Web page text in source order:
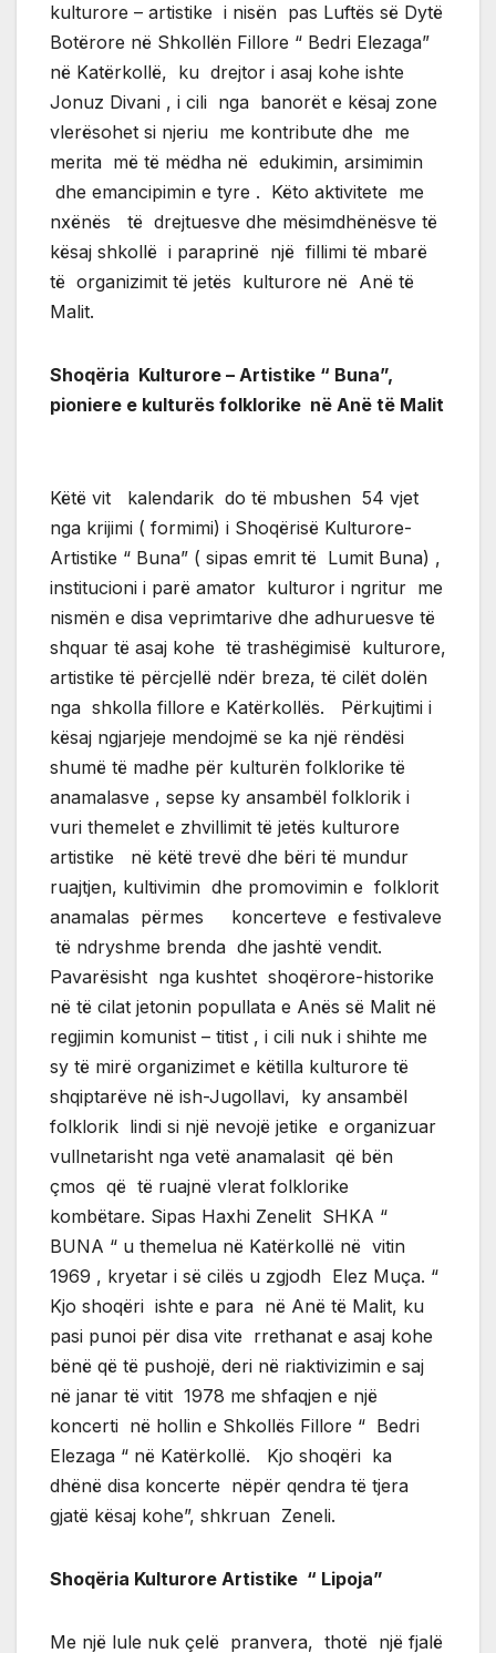
kulturore – artistike i nisën pas Luftës së Dytë
Botërore në Shkollën Fillore “ Bedri Elezaga”
në Katërkollë, ku drejtor i asaj kohe ishte
Jonuz Divani , i cili nga banorët e kësaj zone
vlerësohet si njeriu me kontribute dhe me
merita më të mëdha në edukimin, arsimimin
dhe emancipimin e tyre . Këto aktivitete me
nxënës të drejtuesve dhe mësimdhënësve të
kësaj shkollë i paraprinë një fillimi të mbarë
të organizimit të jetës kulturore në Anë të
Malit.
Shoqëria Kulturore – Artistike “ Buna”,
pioniere e kulturës folklorike në Anë të Malit
Këtë vit kalendarik do të mbushen 54 vjet
nga krijimi ( formimi) i Shoqërisë Kulturore-
Artistike “ Buna” ( sipas emrit të Lumit Buna) ,
institucioni i parë amator kulturor i ngritur me
nismën e disa veprimtarive dhe adhuruesve të
shquar të asaj kohe të trashëgimisë kulturore,
artistike të përcjellë ndër breza, të cilët dolën
nga shkolla fillore e Katërkollës. Përkujtimi i
kësaj ngjarjeje mendojmë se ka një rëndësi
shumë të madhe për kulturën folklorike të
anamalasve , sepse ky ansambël folklorik i
vuri themelet e zhvillimit të jetës kulturore
artistike në këtë trevë dhe bëri të mundur
ruajtjen, kultivimin dhe promovimin e folklorit
anamalas përmes koncerteve e festivaleve
të ndryshme brenda dhe jashtë vendit.
Pavarësisht nga kushtet shoqërore-historike
në të cilat jetonin popullata e Anës së Malit në
regjimin komunist – titist , i cili nuk i shihte me
sy të mirë organizimet e këtilla kulturore të
shqiptarëve në ish-Jugollavi, ky ansambël
folklorik lindi si një nevojë jetike e organizuar
vullnetarisht nga vetë anamalasit që bën
çmos që të ruajnë vlerat folklorike
kombëtare. Sipas Haxhi Zenelit SHKA “
BUNA “ u themelua në Katërkollë në vitin
1969 , kryetar i së cilës u zgjodh Elez Muça. “
Kjo shoqëri ishte e para në Anë të Malit, ku
pasi punoi për disa vite rrethanat e asaj kohe
bënë që të pushojë, deri në riaktivizimin e saj
në janar të vitit 1978 me shfaqjen e një
koncerti në hollin e Shkollës Fillore “ Bedri
Elezaga “ në Katërkollë. Kjo shoqëri ka
dhënë disa koncerte nëpër qendra të tjera
gjatë kësaj kohe”, shkruan Zeneli.
Shoqëria Kulturore Artistike “ Lipoja”
Me një lule nuk çelë pranvera, thotë një fjalë